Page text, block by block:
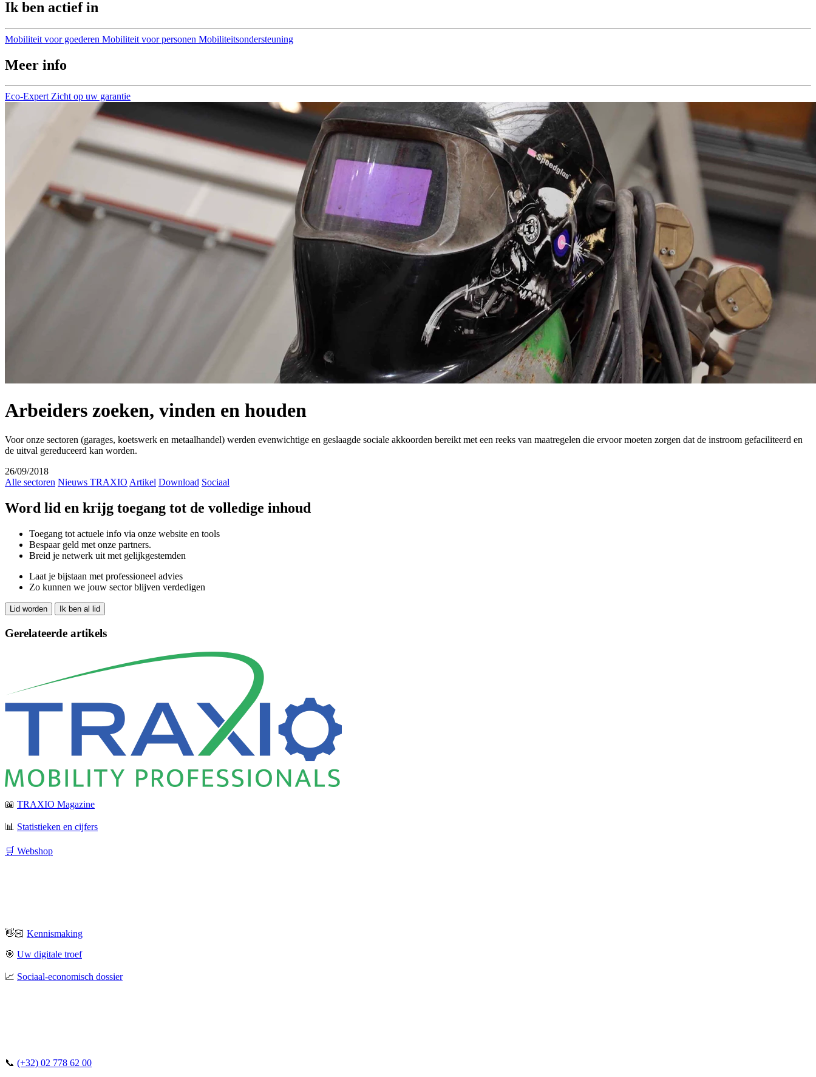
Ik ben actief in
Mobiliteit voor goederen Mobiliteit voor personen Mobiliteitsondersteuning
Meer info
Eco-Expert Zicht op uw garantie
Arbeiders zoeken, vinden en houden
Voor onze sectoren (garages, koetswerk en metaalhandel) werden evenwichtige en geslaagde sociale akkoorden bereikt met een reeks van maatregelen die ervoor moeten zorgen dat de instroom gefaciliteerd en
de uitval gereduceerd kan worden.
26/09/2018
Alle sectoren Nieuws TRAXIO Artikel Download Sociaal
Word lid en krijg toegang tot de volledige inhoud
Toegang tot actuele info via onze website en tools
Bespaar geld met onze partners.
Breid je netwerk uit met gelijkgestemden
Laat je bijstaan met professioneel advies
Zo kunnen we jouw sector blijven verdedigen
Lid worden Ik ben al lid
Gerelateerde artikels
📖 TRAXIO Magazine
📊 Statistieken en cijfers
🛒 Webshop
👋🏻 Kennismaking
🎯 Uw digitale troef
📈 Sociaal-economisch dossier
📞 (+32) 02 778 62 00